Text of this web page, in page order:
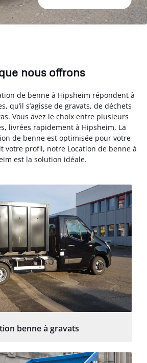
nous offrons
de benne à Hipsheim répondent à
qu’il s’agisse de gravats, de déchets
Vous avez le choix entre plusieurs
livrées rapidement à Hipsheim. La
de benne est optimisée pour votre
votre profil, notre Location de benne à
est la solution idéale.
benne à gravats